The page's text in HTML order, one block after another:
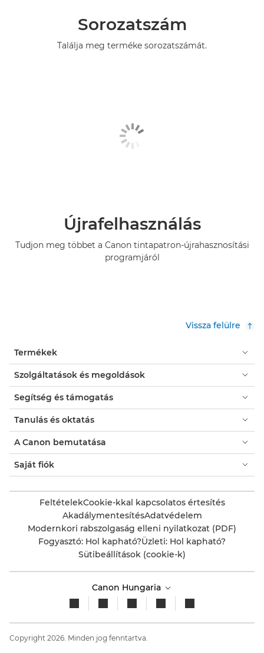
Sorozatszám
Találja meg terméke sorozatszámát.
Újrafelhasználás
Tudjon meg többet a Canon tintapatron-újrahasznosítási
programjáról
Vissza felülre
Termékek
Szolgáltatások és megoldások
Segítség és támogatás
Tanulás és oktatás
A Canon bemutatása
Saját fiók
FeltételekCookie-kkal kapcsolatos értesítés
AkadálymentesítésAdatvédelem
Modernkori rabszolgaság elleni nyilatkozat (PDF)
Fogyasztó: Hol kapható?Üzleti: Hol kapható?
Sütibeállítások (cookie-k)
Canon Hungaria
Copyright 2026. Minden jog fenntartva.